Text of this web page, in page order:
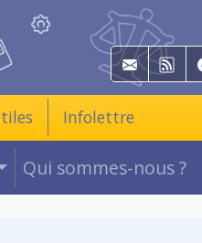
E-mail RSS
Infolettre
Qui sommes-nous ?